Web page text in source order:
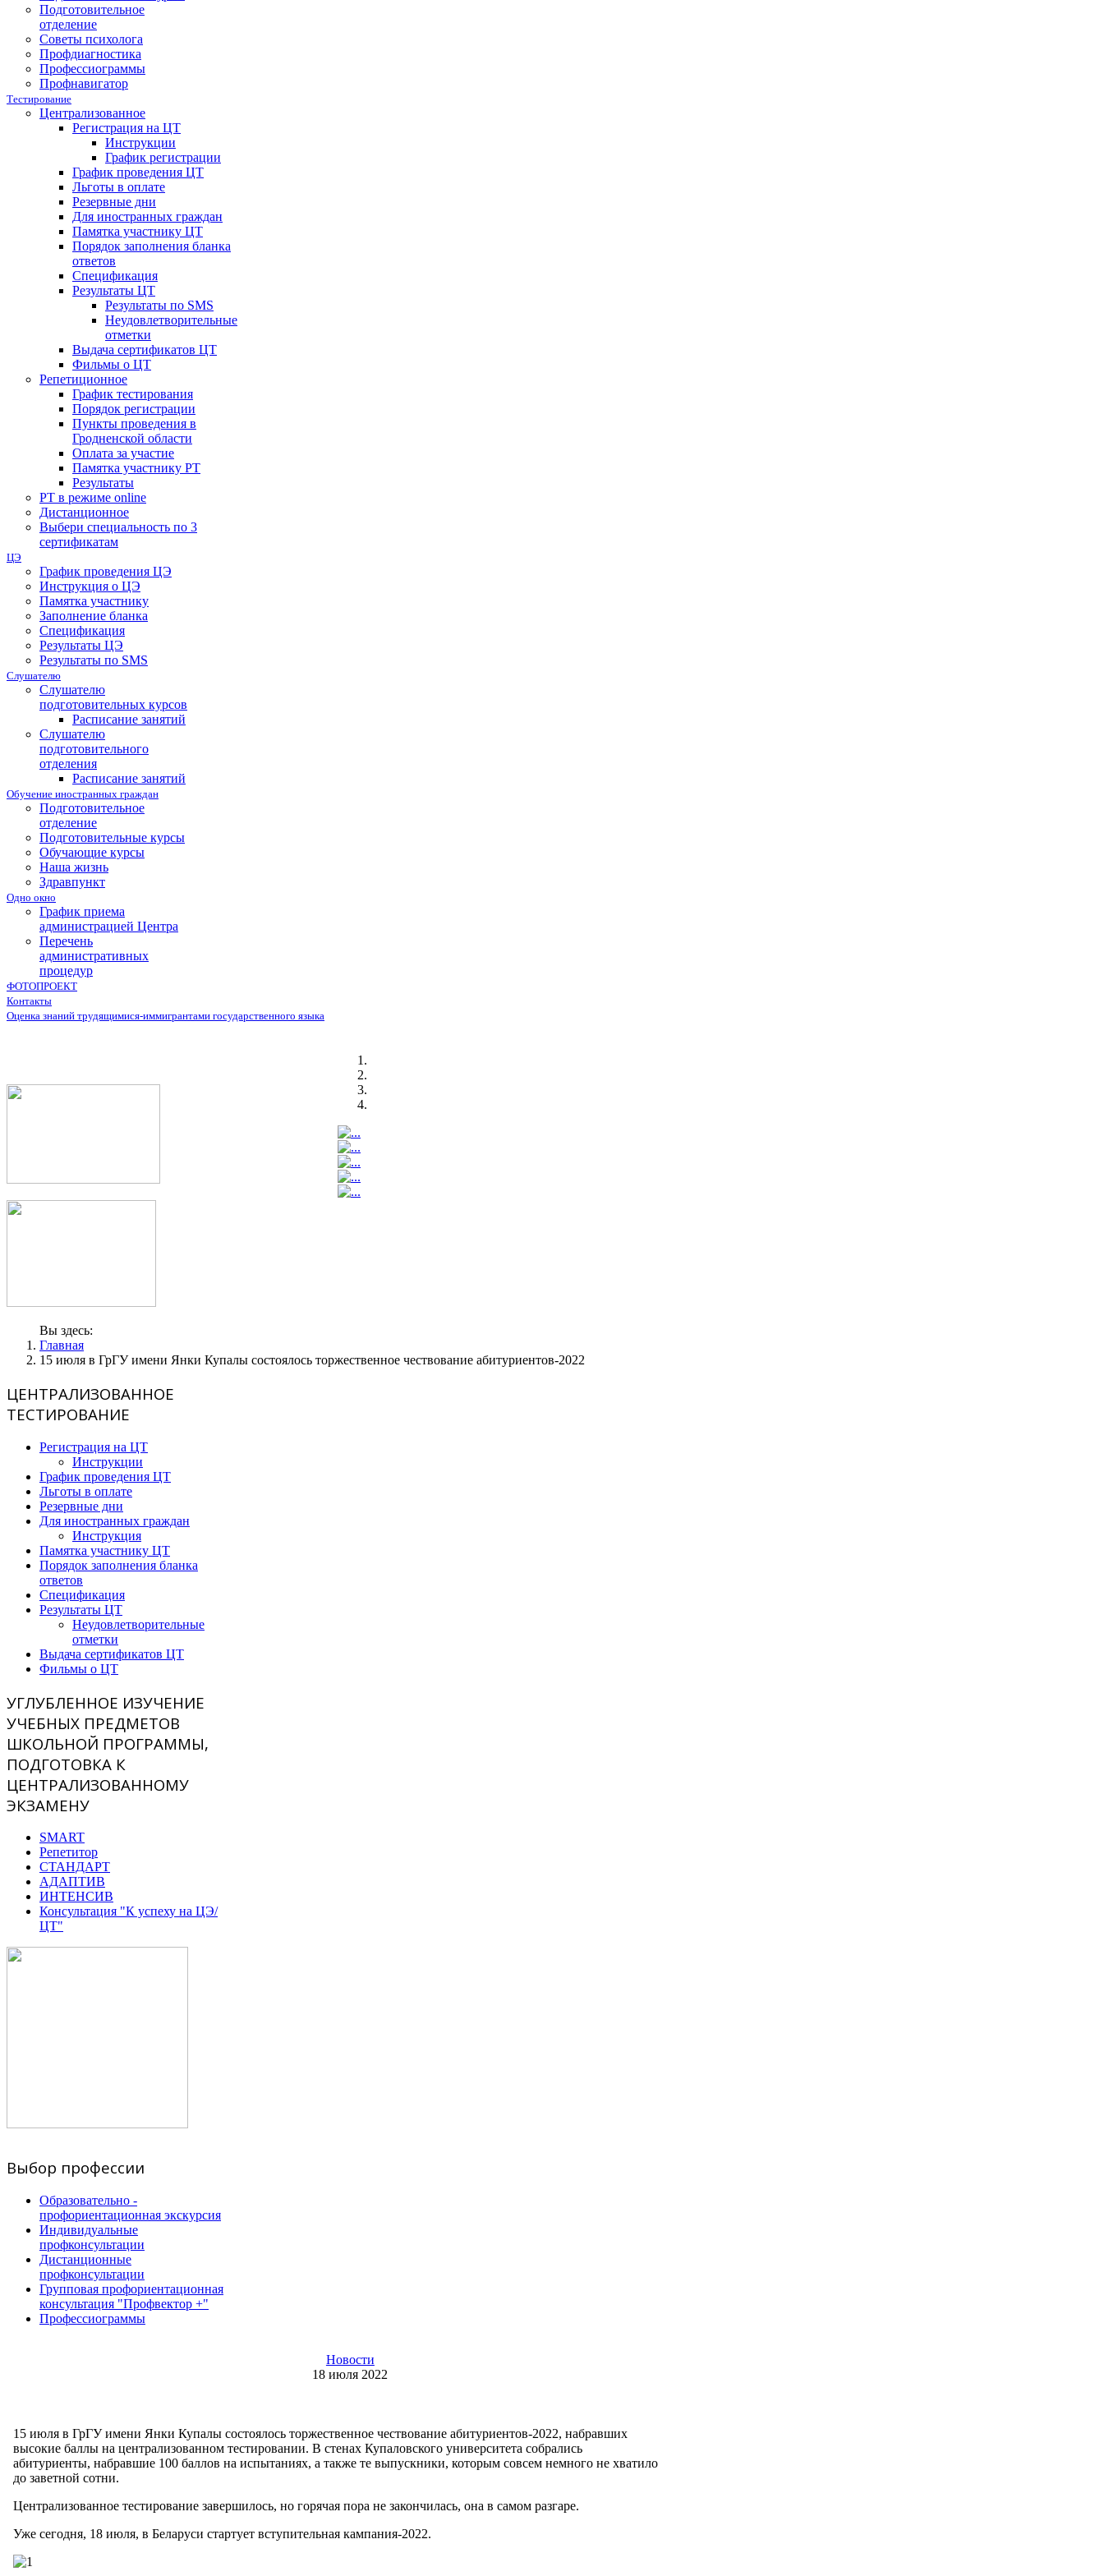
Подготовительное
отделение
Советы психолога
Профдиагностика
Профессиограммы
Профнавигатор
Тестирование
Централизованное
Регистрация на ЦТ
Инструкции
График регистрации
График проведения ЦТ
Льготы в оплате
Резервные дни
Для иностранных граждан
Памятка участнику ЦТ
Порядок заполнения бланка
ответов
Спецификация
Результаты ЦТ
Результаты по SMS
Неудовлетворительные
отметки
Выдача сертификатов ЦТ
Фильмы о ЦТ
Репетиционное
График тестирования
Порядок регистрации
Пункты проведения в
Гродненской области
Оплата за участие
Памятка участнику РТ
Результаты
РТ в режиме online
Дистанционное
Выбери специальность по 3
сертификатам
ЦЭ
График проведения ЦЭ
Инструкция о ЦЭ
Памятка участнику
Заполнение бланка
Спецификация
Результаты ЦЭ
Результаты по SMS
Слушателю
Слушателю
подготовительных курсов
Расписание занятий
Слушателю
подготовительного
отделения
Расписание занятий
Обучение иностранных граждан
Подготовительное
отделение
Подготовительные курсы
Обучающие курсы
Наша жизнь
Здравпункт
Одно окно
График приема
администрацией Центра
Перечень
административных
процедур
ФОТОПРОЕКТ
Контакты
Оценка знаний трудящимися-иммигрантами государственного языка
Вы здесь:
Главная
15 июля в ГрГУ имени Янки Купалы состоялось торжественное чествование абитуриентов-2022
ЦЕНТРАЛИЗОВАННОЕ
ТЕСТИРОВАНИЕ
Регистрация на ЦТ
Инструкции
График проведения ЦТ
Льготы в оплате
Резервные дни
Для иностранных граждан
Инструкция
Памятка участнику ЦТ
Порядок заполнения бланка
ответов
Спецификация
Результаты ЦТ
Неудовлетворительные
отметки
Выдача сертификатов ЦТ
Фильмы о ЦТ
УГЛУБЛЕННОЕ ИЗУЧЕНИЕ
УЧЕБНЫХ ПРЕДМЕТОВ
ШКОЛЬНОЙ ПРОГРАММЫ,
ПОДГОТОВКА К
ЦЕНТРАЛИЗОВАННОМУ
ЭКЗАМЕНУ
SMART
Репетитор
СТАНДАРТ
АДАПТИВ
ИНТЕНСИВ
Консультация "К успеху на ЦЭ/
ЦТ"
Выбор профессии
Образовательно -
профориентационная экскурсия
Индивидуальные
профконсультации
Дистанционные
профконсультации
Групповая профориентационная
консультация "Профвектор +"
Профессиограммы
Новости
18 июля 2022
15 июля в ГрГУ имени Янки Купалы состоялось торжественное чествование абитуриентов-2022, набравших
высокие баллы на централизованном тестировании. В стенах Купаловского университета собрались
абитуриенты, набравшие 100 баллов на испытаниях, а также те выпускники, которым совсем немного не хватило
до заветной сотни.
Централизованное тестирование завершилось, но горячая пора не закончилась, она в самом разгаре.
Уже сегодня, 18 июля, в Беларуси стартует вступительная кампания-2022.